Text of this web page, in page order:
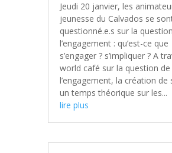
Jeudi 20 janvier, les
jeunesse du Calvados se
questionné.e.s sur la
l’engagement : qu’est-ce que
s’engager ? s’impliquer ? A
world café sur la question de
l’engagement, la création de
un temps théorique sur les...
lire plus